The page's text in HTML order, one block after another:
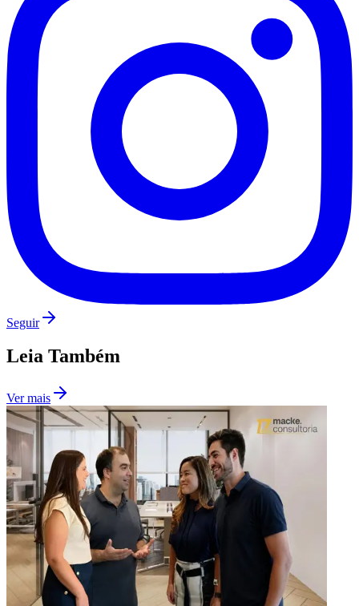
Vasco
Seguir
Leia Também
Ver mais